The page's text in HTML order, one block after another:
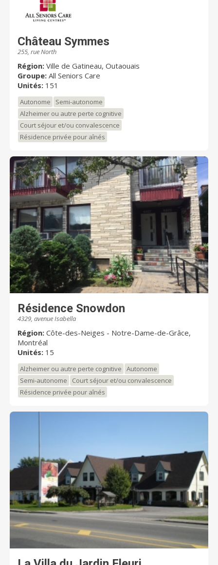
Château Symmes
255, rue North
Région: Ville de Gatineau, Outaouais
Groupe: All Seniors Care
Unités: 151
Autonome
Semi-autonome
Alzheimer ou autre perte cognitive
Court séjour et/ou convalescence
Résidence privée pour aînés
Résidence Snowdon
4329, avenue Isabella
Région: Côte-des-Neiges - Notre-Dame-de-Grâce,
Montréal
Unités: 15
Alzheimer ou autre perte cognitive
Autonome
Semi-autonome
Court séjour et/ou convalescence
Résidence privée pour aînés